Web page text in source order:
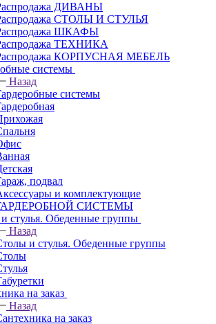
ДИВАНЫ
СТОЛЫ И СТУЛЬЯ
ШКАФЫ
ТЕХНИКА
КОРПУСНАЯ МЕБЕЛЬ
системы
Назад
системы
подвал
и комплектующие
СИСТЕМЫ
стулья. Обеденные группы
Назад
и стулья. Обеденные группы
на заказ
Назад
на заказ